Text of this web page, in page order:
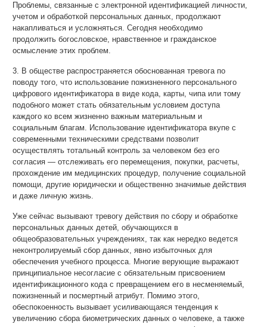
Проблемы, связанные с электронной идентификацией личности,
учетом и обработкой персональных данных, продолжают
накапливаться и усложняться. Сегодня необходимо
продолжить богословское, нравственное и гражданское
осмысление этих проблем.
3. В обществе распространяется обоснованная тревога по
поводу того, что использование пожизненного персонального
цифрового идентификатора в виде кода, карты, чипа или тому
подобного может стать обязательным условием доступа
каждого ко всем жизненно важным материальным и
социальным благам. Использование идентификатора вкупе с
современными техническими средствами позволит
осуществлять тотальный контроль за человеком без его
согласия — отслеживать его перемещения, покупки, расчеты,
прохождение им медицинских процедур, получение социальной
помощи, другие юридически и общественно значимые действия
и даже личную жизнь.
Уже сейчас вызывают тревогу действия по сбору и обработке
персональных данных детей, обучающихся в
общеобразовательных учреждениях, так как нередко ведется
неконтролируемый сбор данных, явно избыточных для
обеспечения учебного процесса. Многие верующие выражают
принципиальное несогласие с обязательным присвоением
идентификационного кода с превращением его в несменяемый,
пожизненный и посмертный атрибут. Помимо этого,
обеспокоенность вызывает усиливающаяся тенденция к
увеличению сбора биометрических данных о человеке, а также